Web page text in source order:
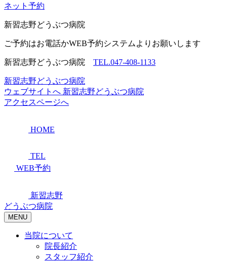
ネット予約
新習志野どうぶつ病院
ご予約はお電話かWEB予約システムよりお願いします
新習志野どうぶつ病院 TEL.047-408-1133
新習志野どうぶつ病院
ウェブサイトへ 新習志野どうぶつ病院
アクセスページへ
HOME
TEL
WEB予約
新習志野
どうぶつ病院
MENU
当院について
院長紹介
スタッフ紹介